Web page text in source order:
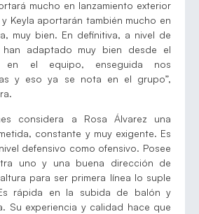
mucho en lanzamiento exterior
Keyla aportarán también mucho en
muy bien. En definitiva, a nivel de
han adaptado muy bien desde el
en el equipo, enseguida nos
y eso ya se nota en el grupo”,
considera a Rosa Álvarez una
constante y muy exigente. Es
defensivo como ofensivo. Posee
uno y una buena dirección de
para ser primera línea lo suple
rápida en la subida de balón y
Su experiencia y calidad hace que